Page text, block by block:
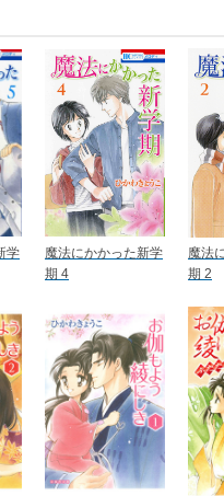
学
魔法にかかった新学
期 4
魔法
期 2